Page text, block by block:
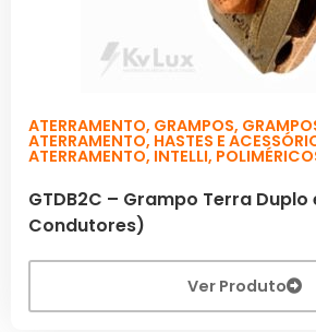
ATERRAMENTO, GRAMPOS,
ATERRAMENTO, HASTES E
ATERRAMENTO, INTELLI,
GTDB2C – Grampo Terra
Condutores)
Ver Produto